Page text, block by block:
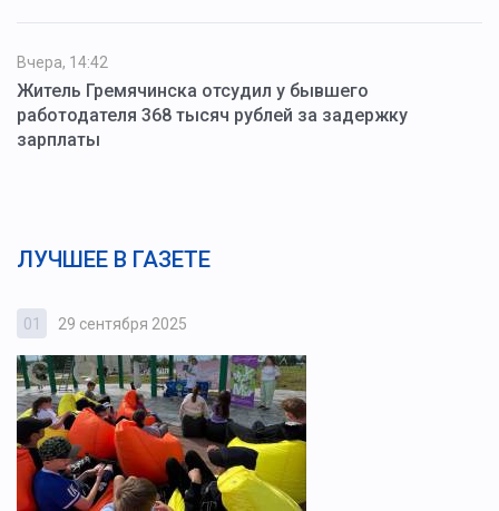
Вчера, 14:42
Житель Гремячинска отсудил у бывшего
работодателя 368 тысяч рублей за задержку
зарплаты
ЛУЧШЕЕ В ГАЗЕТЕ
01 29 сентября 2025